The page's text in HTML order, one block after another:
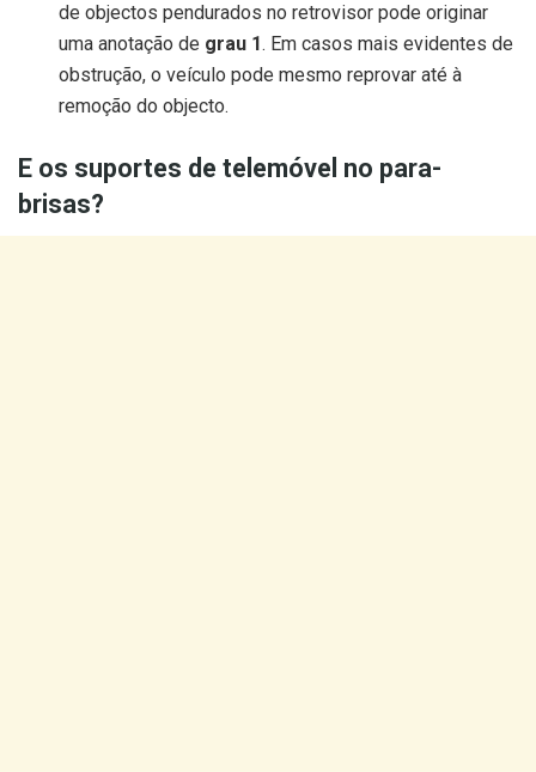
de objectos pendurados no retrovisor pode originar
uma anotação de grau 1. Em casos mais evidentes de
obstrução, o veículo pode mesmo reprovar até à
remoção do objecto.
E os suportes de telemóvel no para-
brisas?